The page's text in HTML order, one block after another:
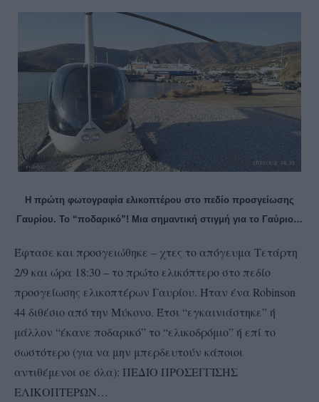
Η πρώτη φωτογραφία ελικοπτέρου στο πεδίο προσγείωσης
Γαυρίου. Το “ποδαρικό”! Μια σημαντική στιγμή για το Γαύριο…
Έφτασε και προσγειώθηκε – χτες το απόγευμα Τετάρτη
2/9 και ώρα 18:30 – το πρώτο ελικόπτερο στο πεδίο
προσγείωσης ελικοπτέρων Γαυρίου. Ήταν ένα Robinson
44 διθέσιο από την Μύκονο. Έτσι “εγκαινιάστηκε” ή
μάλλον “έκανε ποδαρικό” το “ελικοδρόμιο” ή επί το
σωστότερο (για να μην μπερδευτούν κάποιοι
αντιθέμενοι σε όλα): ΠΕΔΙΟ ΠΡΟΣΕΓΓΙΣΗΣ
ΕΛΙΚΟΠΤΕΡΩΝ…